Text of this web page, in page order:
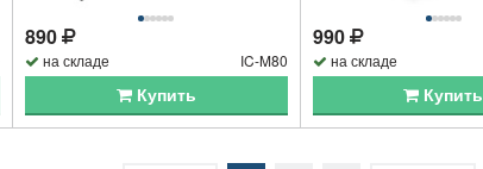
890
на складе IC-M80
Купить
990
на складе
Купить